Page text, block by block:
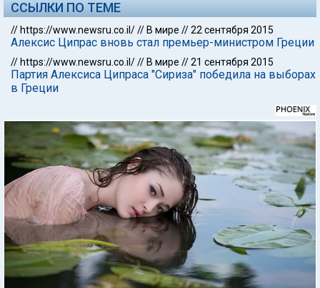
ССЫЛКИ ПО ТЕМЕ
// https://www.newsru.co.il/// В мире //22 сентября 2015
Алексис Ципрас вновь стал премьер-министром Греции
// https://www.newsru.co.il/// В мире //21 сентября 2015
Партия Алексиса Ципраса "Сириза" победила на выборах
в Греции